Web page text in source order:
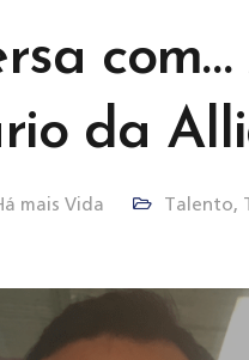
da
mais Vida Talento,